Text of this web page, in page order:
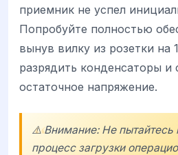
приемник не успел
Попробуйте полностью
вынув вилку из розетки на
разрядить конденсаторы и
остаточное напряжение.
⚠️ Внимание: Не пытайтесь
процесс загрузки